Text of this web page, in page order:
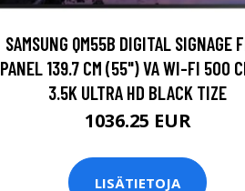
SAMSUNG QM55B DIGITAL SIGNAGE
PANEL 139.7 CM (55") VA WI-FI 500
3.5K ULTRA HD BLACK TIZE
1036.25 EUR
LISÄTIETOJA